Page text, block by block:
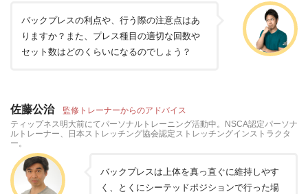
バックプレスの利点や、行う際の注意点はあ
りますか？また、プレス種目の適切な回数や
セット数はどのくらいになるのでしょう？
佐藤公治 監修トレーナーからのアドバイス
ティップネス明大前にてパーソナルトレーニング活動中。NSCA認定パーソナ
ルトレーナー、日本ストレッチング協会認定ストレッチングインストラクタ
ー。
バックプレスは上体を真っ直ぐに維持しやす
く、とくにシーテッドポジションで行った場